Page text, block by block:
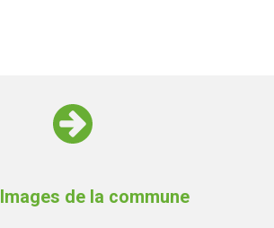
Images de la commune